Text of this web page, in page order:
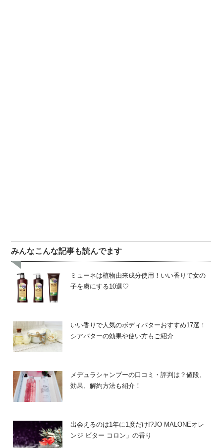
みんなこんな記事も読んでます
ミューネは植物由来成分使用！いい香りで女の
子を虜にする10選♡
いい香りで人気のボディバターおすすめ17選！
シアバターの効果や使い方もご紹介
メデュラシャンプーの口コミ・評判は？値段、
効果、解約方法も紹介！
出会えるのは1年に1度だけ!?JO MALONEオレ
ンジ ビター コロン」の香り